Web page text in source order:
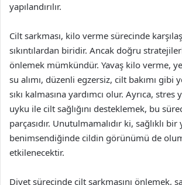
yapılandırılır.
Cilt sarkması, kilo verme sürecinde
sıkıntılardan biridir. Ancak doğru
önlemek mümkündür. Yavaş kilo verme,
su alımı, düzenli egzersiz, cilt bakımı gibi
sıkı kalmasına yardımcı olur. Ayrıca,
uyku ile cilt sağlığını desteklemek, bu
parçasıdır. Unutulmamalıdır ki, sağlıklı bir
benimsendiğinde cildin görünümü de
etkilenecektir.
Diyet sürecinde cilt sarkmasını önlemek,